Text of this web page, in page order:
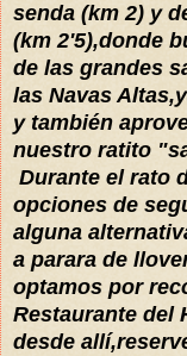
senda (km 2) y
(km 2'5),donde
de las grandes
las Navas
y también
nuestro ratito
Durante el rato
opciones de
alguna
a parara de
optamos por
Restaurante del
desde